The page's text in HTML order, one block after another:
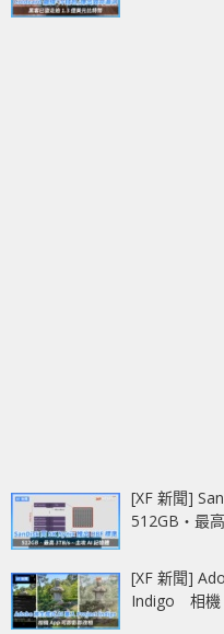
[XF 新聞]
512GB‧最
[XF 新聞]
Indigo 相機